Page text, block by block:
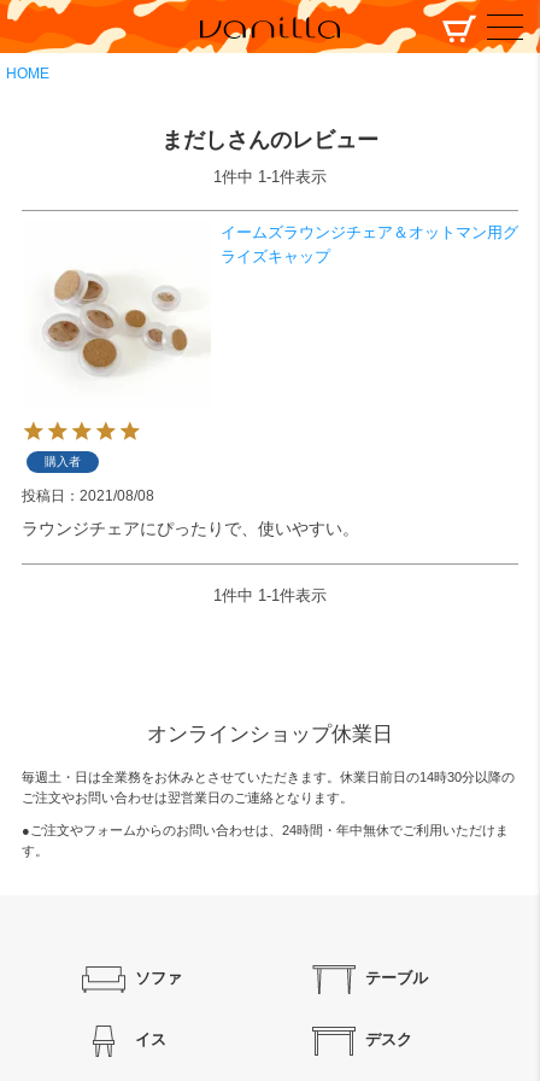
HOME
検索
まだしさんのレビュー
1件中 1-1件表示
イームズラウンジチェア＆オットマン用グ
ライズキャップ
購入者
投稿日 2021/08/08
ラウンジチェアにぴったりで、使いやすい。
1 件中 1 -1 件表示
オンラインショップ休業日
毎週土・日は全業務をお休みとさせていただきます。休業日前日の14時30分以降の
ご注文やお問い合わせは翌営業日のご連絡となります。
●ご注文やフォームからのお問い合わせは、 24時間・年中無休でご利用いただけま
す。
ソファ テーブル
イス デスク